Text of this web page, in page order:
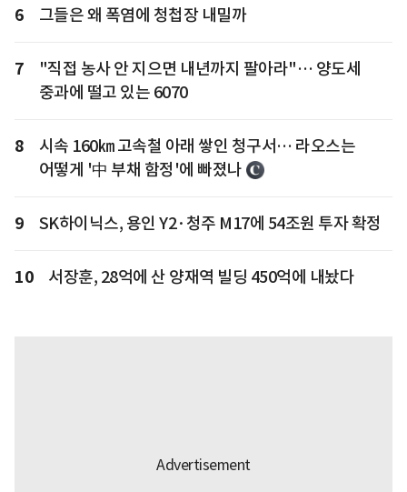
6 그들은 왜 폭염에 청첩장 내밀까
7
"직접 농사 안 지으면 내년까지 팔아라"… 양도세
중과에 떨고 있는 6070
8
시속 160㎞ 고속철 아래 쌓인 청구서… 라오스는
어떻게 '中 부채 함정'에 빠졌나
9 SK하이닉스, 용인 Y2·청주 M17에 54조원 투자 확정
10 서장훈, 28억에 산 양재역 빌딩 450억에 내놨다